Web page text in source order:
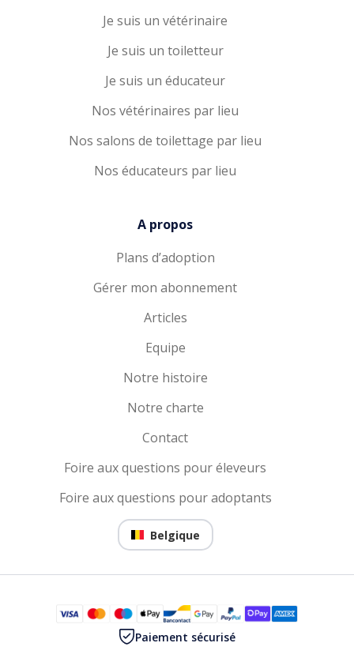
Je suis un vétérinaire
Je suis un toiletteur
Je suis un éducateur
Nos vétérinaires par lieu
Nos salons de toilettage par lieu
Nos éducateurs par lieu
A propos
Plans d’adoption
Gérer mon abonnement
Articles
Equipe
Notre histoire
Notre charte
Contact
Foire aux questions pour éleveurs
Foire aux questions pour adoptants
Belgique
Paiement sécurisé